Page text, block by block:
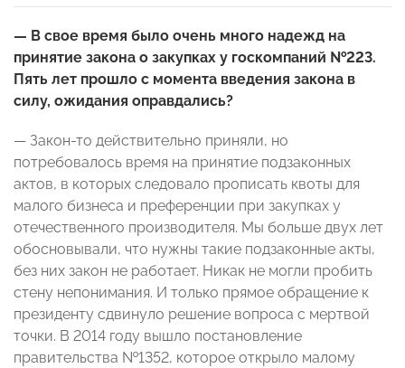
— В свое время было очень много надежд на
принятие закона о закупках у госкомпаний №223.
Пять лет прошло с момента введения закона в
силу, ожидания оправдались?
— Закон-то действительно приняли, но
потребовалось время на принятие подзаконных
актов, в которых следовало прописать квоты для
малого бизнеса и преференции при закупках у
отечественного производителя. Мы больше двух лет
обосновывали, что нужны такие подзаконные акты,
без них закон не работает. Никак не могли пробить
стену непонимания. И только прямое обращение к
президенту сдвинуло решение вопроса с мертвой
точки. В 2014 году вышло постановление
правительства №1352, которое открыло малому